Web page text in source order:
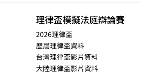
理律盃模擬法庭辯論賽
2026理律盃
歷屆理律盃資料
台灣理律盃影片資料
大陸理律盃影片資料